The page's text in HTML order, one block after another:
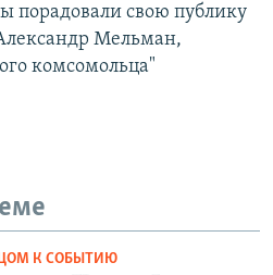
порадовали свою публику
Мельман,
комсомольца"
К СОБЫТИЮ